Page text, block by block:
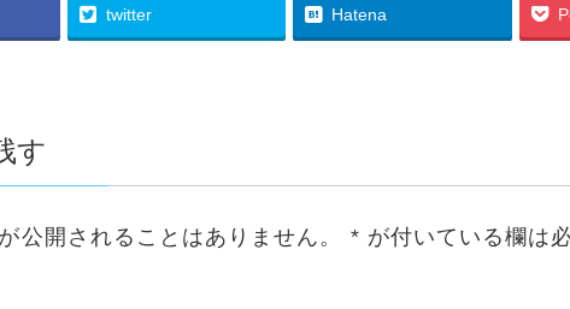
twitter Hatena
す
公開されることはありません。 * が付いている欄は